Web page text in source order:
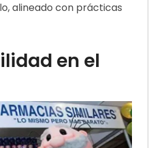
alineado con prácticas
en el